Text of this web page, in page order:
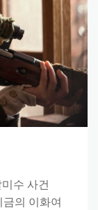
수 사건
의 이화여